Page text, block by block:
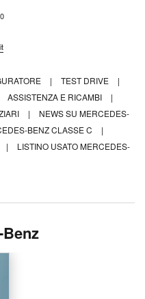
| TEST DRIVE
|
ASSISTENZA E RICAMBI
|
|
NEWS SU MERCEDES-
BENZ CLASSE C
|
|
LISTINO USATO MERCEDES-